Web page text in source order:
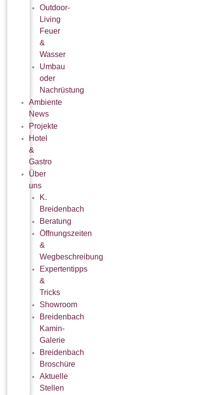
Outdoor-
Living
Feuer
&
Wasser
Umbau
oder
Nachrüstung
Ambiente
News
Projekte
Hotel
&
Gastro
Über
uns
K.
Breidenbach
Beratung
Öffnungszeiten
&
Wegbeschreibung
Expertentipps
&
Tricks
Showroom
Breidenbach
Kamin-
Galerie
Breidenbach
Broschüre
Aktuelle
Stellen